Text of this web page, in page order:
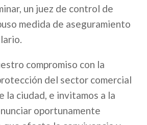
un juez de control de
medida de aseguramiento
compromiso con la
del sector comercial
la ciudad, e invitamos a la
oportunamente